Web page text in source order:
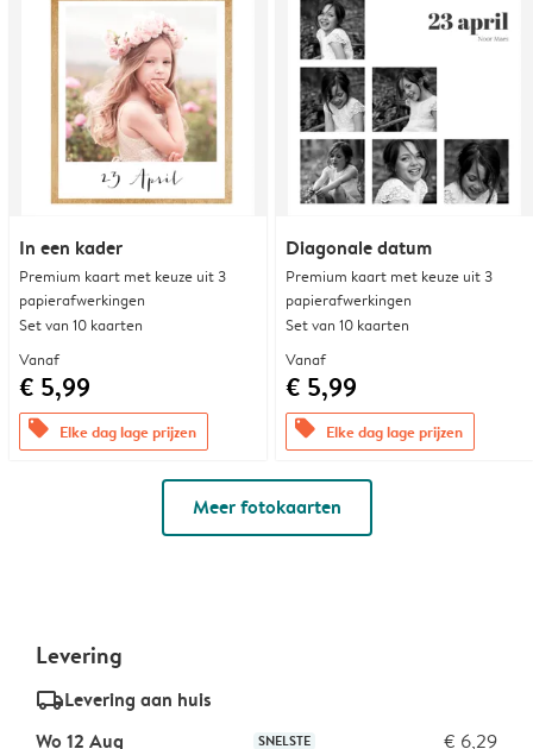
In een kader
Premium kaart met keuze uit 3
papierafwerkingen
Set van 10 kaarten
Vanaf
€ 5,99
offers Elke dag lage prijzen
Diagonale datum
Premium kaart met keuze uit 3
papierafwerkingen
Set van 10 kaarten
Vanaf
€ 5,99
offers Elke dag lage prijzen
Meer fotokaarten
Levering
delivery_standard_v2Levering aan huis
Wo 12 Aug
SNELSTE € 6,29